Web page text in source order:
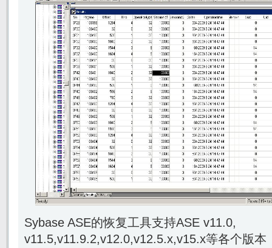
Sybase ASE的恢复工具支持ASE v11.0,
v11.5,v11.9.2,v12.0,v12.5.x,v15.x等各个版本